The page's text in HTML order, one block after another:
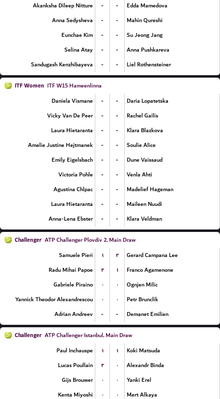
Akanksha Dileep Nitture
- -
Edda Mamedova
Anna Sedysheva
- -
Mahin Qureshi
Eunchae Kim
- -
Su Jeong Jang
Selina Atay
- -
Anna Pushkareva
Sandugash Kenzhibayeva
- - Liel Rothensteiner
ITF Women ITF W15 Hameenlinna
Daniela Vismane
- -
Daria Lopatetska
Vicky Van De Peer
- -
Rachel Gailis
Laura Hietaranta
- -
Klara Blazkova
Amelie Justine Hejtmanek
- -
Soulie Alice
Emily Eigelsbach
- -
Dune Vaissaud
Victoria Pohle
- -
Venla Ahti
Agustina Chlpac
- -
Madelief Hageman
Laura Hietaranta
- -
Maileen Nuudi
Anna-Lena Ebster
- - Klara Veldman
Challenger ATP Challenger Plovdiv 2, Main Draw
Samuele Pieri
۱ ۲
Gerard Campana Lee
Radu Mihai Papoe
۲ ۱
Franco Agamenone
Gabriele Piraino
۰ ۰
Ognjen Milic
Yannick Theodor Alexandrescou
۰ ۰
Petr Brunclik
Adrian Andreev
- - Demanet Emilien
Challenger ATP Challenger Istanbul, Main Draw
Paul Inchauspe
۱ ۱
Koki Matsuda
Lucas Poullain
۲ ۰
Alexandr Binda
Gijs Brouwer
۰ ۰
Yanki Erel
Kenta Miyoshi
۰ ۰ Mert Alkaya